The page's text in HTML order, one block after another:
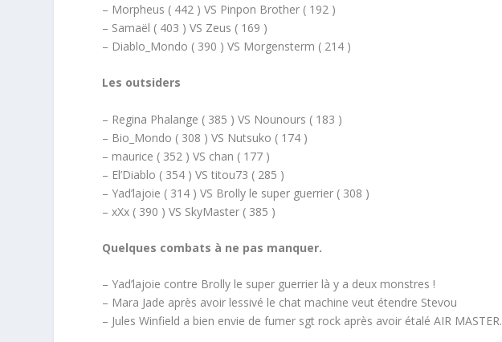
– Morpheus ( 442 ) VS Pinpon Brother ( 192 )
– Samaël ( 403 ) VS Zeus ( 169 )
– Diablo_Mondo ( 390 ) VS Morgensterm ( 214 )
Les outsiders
– Regina Phalange ( 385 ) VS Nounours ( 183 )
– Bio_Mondo ( 308 ) VS Nutsuko ( 174 )
– maurice ( 352 ) VS chan ( 177 )
– El’Diablo ( 354 ) VS titou73 ( 285 )
– Yad’lajoie ( 314 ) VS Brolly le super guerrier ( 308 )
– xXx ( 390 ) VS SkyMaster ( 385 )
Quelques combats à ne pas manquer.
– Yad’lajoie contre Brolly le super guerrier là y a deux monstres !
– Mara Jade après avoir lessivé le chat machine veut étendre Stevou
– Jules Winfield a bien envie de fumer sgt rock après avoir étalé AIR MASTER.